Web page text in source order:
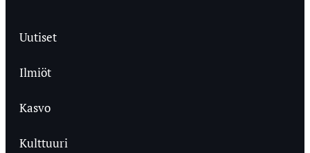
Uutiset
Ilmiöt
Kasvo
Kulttuuri